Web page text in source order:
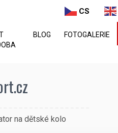
CS
BLOG FOTOGALERIE
na dětské kolo